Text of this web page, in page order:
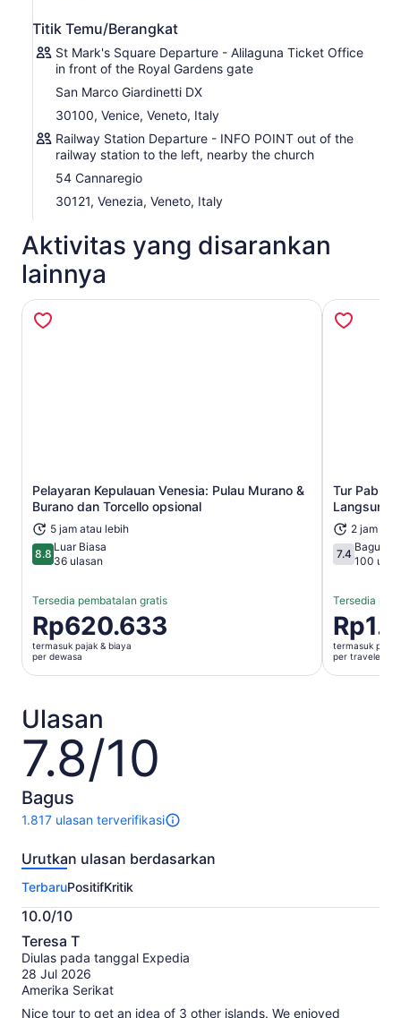
Perhentian terakhir Anda adalah pulau Torcello, yang
dikenal sebagai pemukiman pertama di Laguna Venesia.
Di sini terdapat gereja-gereja Bizantium kuno dan jalan
setapak yang indah, cocok untuk berjalan-jalan dan
untuk pelayaran terakhir menuju Venesia.
Titik Temu/Berangkat
St Mark's Square Departure - Alilaguna Ticket Office
in front of the Royal Gardens gate
San Marco Giardinetti DX
30100, Venice, Veneto, Italy
Railway Station Departure - INFO POINT out of the
railway station to the left, nearby the church
54 Cannaregio
30121, Venezia, Veneto, Italy
Aktivitas yang disarankan
lainnya
Pelayaran Kepulauan Venesia: Pulau Murano &
Burano dan Torcello opsional
5 jam atau lebih
8.88.8 dari 10
Luar Biasa
36 ulasan
Tersedia pembatalan gratis
Harga
Rp620.633
per
dewasa
Rp620.633
termasuk pajak & biaya
per dewasa
Buka di tab baru
Tur Pabrik
Langsung
2 jam
7.47.4 dari 10
Bagus
100
Tersedia
Harga
per
traveler
termasuk pajak
per traveler
Ulasan
7.8/10
7.8
dari
10
Bagus
1.817 ulasan terverifikasi
1817
untuk
ini.
Informasi
lebih
lanjut
tentang
ulasan
terverifikasi
Urutkan ulasan berdasarkan
TerbaruPositifKritik
10.0/10
10.0
dari
10
Teresa T
Diulas pada tanggal Expedia
28 Jul 2026
Amerika Serikat
Nice tour to get an idea of 3 other islands. We enjoyed